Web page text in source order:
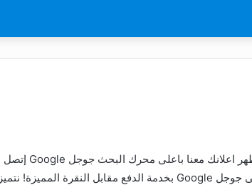
ادارة اعلانات جوجل Google انشاء و ادارة اعلانات جوجل اظهر اعلانك معنا باعلى محرك البحث جوجل Google إتصل
بنا : أبو محمد 966550804041 نعمل على تقليل إنفاقك على جوجل Google بخدمة الدفع مقابل النقرة المميزة! نتميز